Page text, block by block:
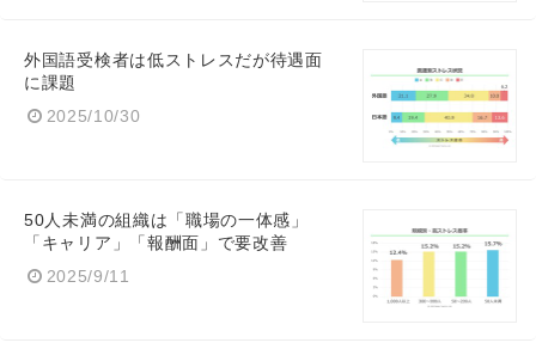
外国語受検者は低ストレスだが待遇面
に課題
2025/10/30
50人未満の組織は「職場の一体感」
「キャリア」「報酬面」で要改善
2025/9/11